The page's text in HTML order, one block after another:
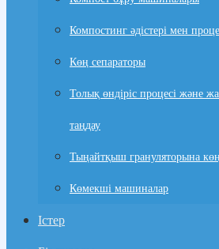
Компостинг әдістері мен
Көң сепараторы
Толық өндіріс процесі және
таңдау
Тыңайтқыш грануляторына
Көмекші машиналар
Істер